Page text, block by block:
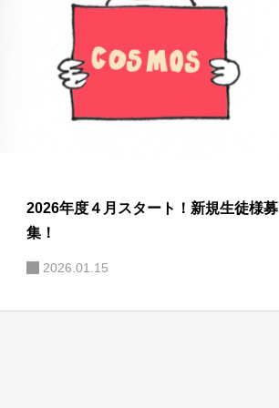
2026年度４月スタート！新規生徒様募
集！
2026.01.15